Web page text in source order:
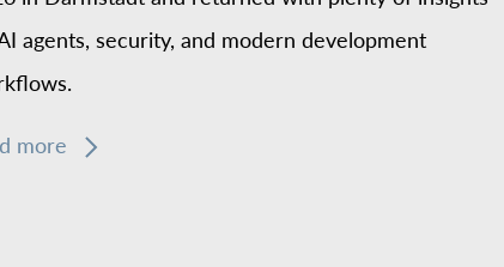
agents, security, and modern development
more